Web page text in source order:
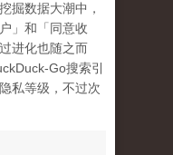
掘数据大潮中，
」和「同意收
进化也随之而
Go搜索引
私等级，不过次